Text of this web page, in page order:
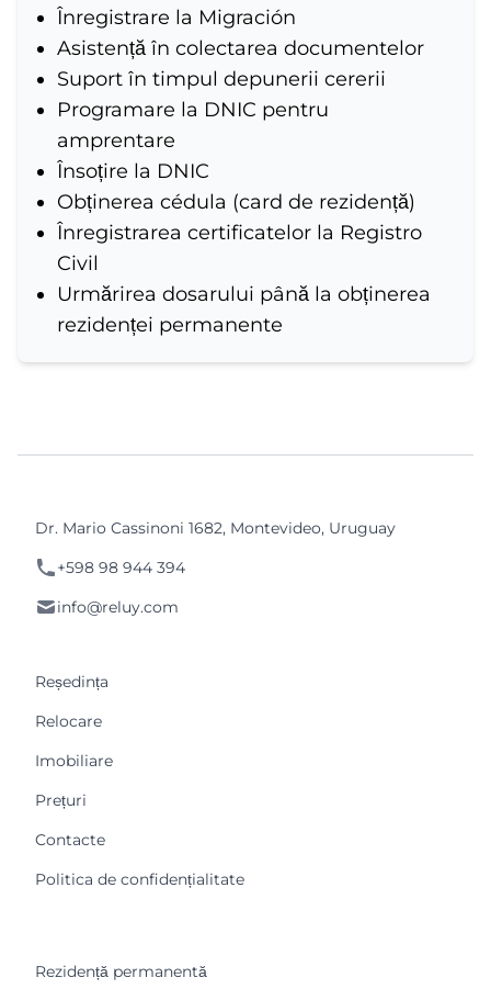
Înregistrare la Migración
Asistență în colectarea documentelor
Suport în timpul depunerii cererii
Programare la DNIC pentru
amprentare
Însoțire la DNIC
Obținerea cédula (card de rezidență)
Înregistrarea certificatelor la Registro
Civil
Urmărirea dosarului până la obținerea
rezidenței permanente
Dr. Mario Cassinoni 1682, Montevideo, Uruguay
+598 98 944 394
info@reluy.com
Reședința
Relocare
Imobiliare
Prețuri
Contacte
Politica de confidențialitate
Rezidență permanentă